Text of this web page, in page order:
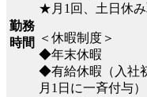
勤務
時間
★月1回、土日休
＜休暇制度＞
◆年末休暇
◆有給休暇（入社
月1日に一斉付与）